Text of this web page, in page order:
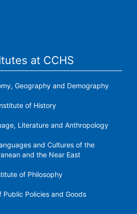
at CCHS
Geography and Demography
of History
Literature and Anthropology
​​and Cultures of the
and the Near East
of Philosophy
Public Policies and Goods